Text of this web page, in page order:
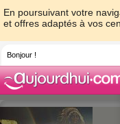
En poursuivant votre
et offres adaptés à vos
Bonjour !